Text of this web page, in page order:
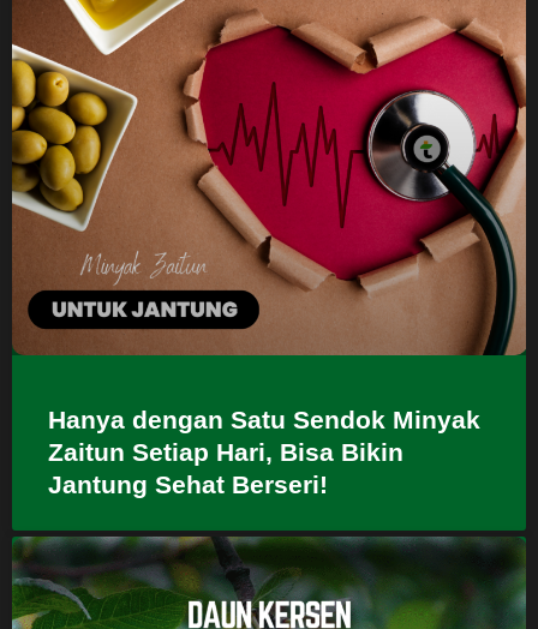
Hanya dengan Satu Sendok Minyak
Zaitun Setiap Hari, Bisa Bikin
Jantung Sehat Berseri!